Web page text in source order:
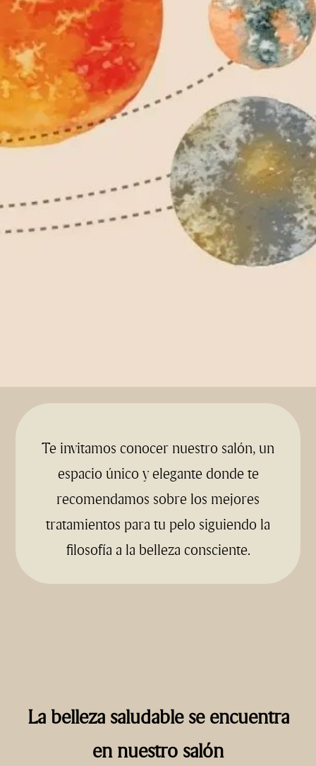
Te invitamos conocer nuestro salón, un
espacio único y elegante donde te
recomendamos sobre los mejores
tratamientos para tu pelo siguiendo la
filosofía a la belleza consciente.
La belleza saludable se encuentra
en nuestro salón